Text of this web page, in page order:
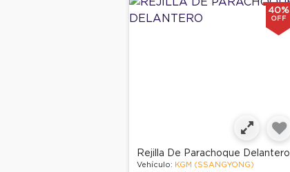
40%
OFF
Rejilla De Parachoque Delantero
Vehículo: KGM (SSANGYONG)